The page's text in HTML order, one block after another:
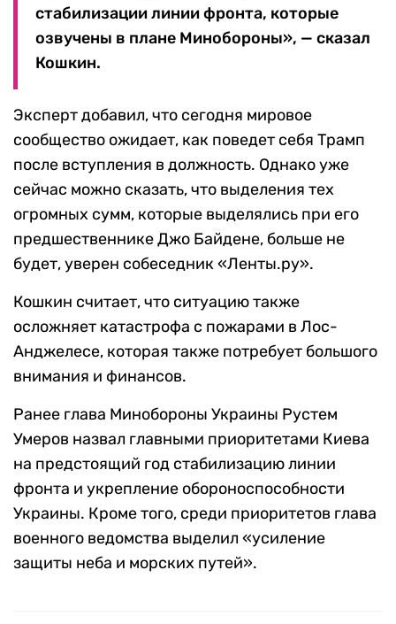
стабилизации линии фронта, которые
озвучены в плане Минобороны», — сказал
Кошкин.
Эксперт добавил, что сегодня мировое
сообщество ожидает, как поведет себя Трамп
после вступления в должность. Однако уже
сейчас можно сказать, что выделения тех
огромных сумм, которые выделялись при его
предшественнике Джо Байдене, больше не
будет, уверен собеседник «Ленты.ру».
Кошкин считает, что ситуацию также
осложняет катастрофа с пожарами в Лос-
Анджелесе, которая также потребует большого
внимания и финансов.
Ранее глава Минобороны Украины Рустем
Умеров назвал главными приоритетами Киева
на предстоящий год стабилизацию линии
фронта и укрепление обороноспособности
Украины. Кроме того, среди приоритетов глава
военного ведомства выделил «усиление
защиты неба и морских путей».